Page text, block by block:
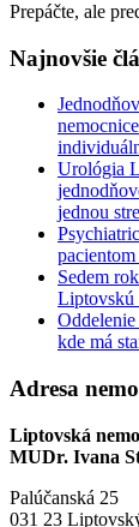
Prepáčte, ale
Najnovšie
Urológia
jednou
Sedem
Liptovskú
kde má
Adresa
Liptovská
MUDr. Ivana
Palúčanská 25
031 23